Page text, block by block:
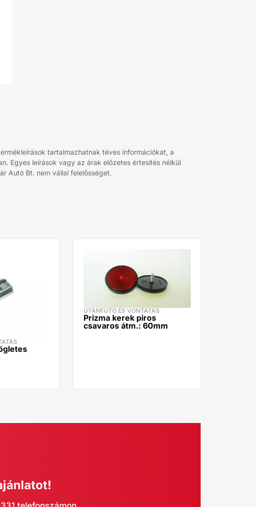
tartalmazhatnak téves információkat, a
Egyes leírások vagy az árak előzetes értesítés nélkül
Autó Bt. nem vállal felelősséget.
UTÁNFUTÓ ÉS VONTATÁS
Prizma kerek piros
csavaros átm.: 60mm